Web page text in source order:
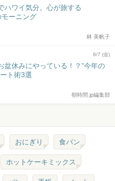
ハワイ気分。心が旅する
モーニング
林 美帆子
8/7 (金)
盆休みにやっている！？”今年の
ト術3選
朝時間.jp編集部
おにぎり 食パン
ホットケーキミックス